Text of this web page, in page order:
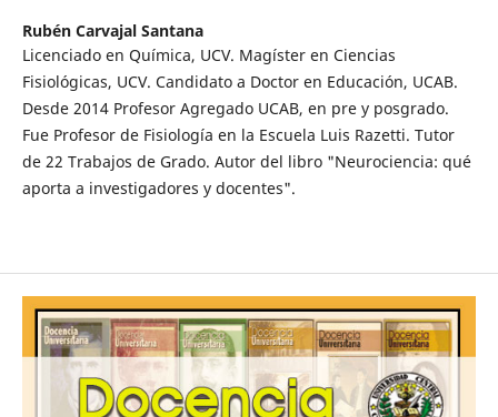
Rubén Carvajal Santana
Licenciado en Química, UCV. Magíster en Ciencias
Fisiológicas, UCV. Candidato a Doctor en Educación, UCAB.
Desde 2014 Profesor Agregado UCAB, en pre y posgrado.
Fue Profesor de Fisiología en la Escuela Luis Razetti. Tutor
de 22 Trabajos de Grado. Autor del libro "Neurociencia: qué
aporta a investigadores y docentes".